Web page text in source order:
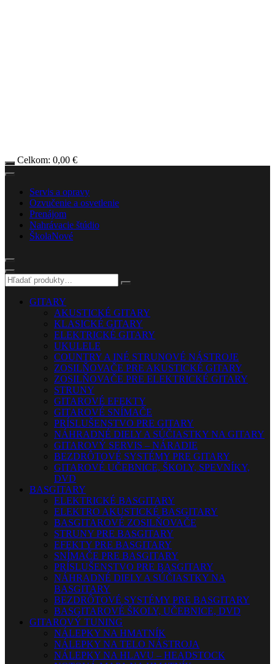
Celkom: 0,00 €
Servis a opravy
Ozvučenie a osvetlenie
Prenájom
Nahrávacie štúdio
ŠkolaNové
GITARY
AKUSTICKÉ GITARY
KLASICKÉ GITARY
ELEKTRICKÉ GITARY
UKULELE
COUNTRY A INÉ STRUNOVÉ NÁSTROJE
ZOSILŇOVAČE PRE AKUSTICKÉ GITARY
ZOSILŇOVAČE PRE ELEKTRICKÉ GITARY
STRUNY
GITAROVÉ EFEKTY
GITAROVÉ SNÍMAČE
PRÍSLUŠENSTVO PRE GITARY
NÁHRADNÉ DIELY A SÚČIASTKY NA GITARY
GITAROVÝ SERVIS – NÁRADIE
BEZDRÔTOVÉ SYSTÉMY PRE GITARY
GITAROVÉ UČEBNICE, ŠKOLY, SPEVNÍKY,
DVD
BASGITARY
ELEKTRICKÉ BASGITARY
ELEKTRO AKUSTICKÉ BASGITARY
BASGITAROVÉ ZOSILŇOVAČE
STRUNY PRE BASGITARY
EFEKTY PRE BASGITARY
SNÍMAČE PRE BASGITARY
PRÍSLUŠENSTVO PRE BASGITARY
NÁHRADNÉ DIELY A SÚČIASTKY NA
BASGITARY
BEZDRÔTOVÉ SYSTÉMY PRE BASGITARY
BASGITAROVÉ ŠKOLY, UČEBNICE, DVD
GITAROVÝ TUNING
NÁLEPKY NA HMATNÍK
NÁLEPKY NA TELO NÁSTROJA
NÁLEPKY NA HLAVU – HEADSTOCK